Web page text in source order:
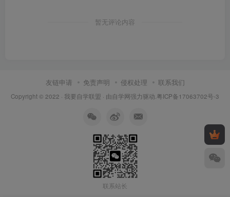
暂无评论内容
友链申请 免责声明 侵权处理 联系我们
Copyright © 2022 · 我要自学联盟 · 由自学网强力驱动. 粤ICP备17063702号-3
联系站长